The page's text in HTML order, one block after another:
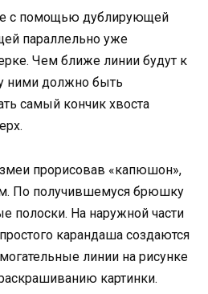
с помощью дублирующей
параллельно уже
Чем ближе линии будут к
ними должно быть
самый кончик хвоста
прорисовав «капюшон»,
По получившемуся брюшку
полоски. На наружной части
карандаша создаются
линии на рисунке
картинки.